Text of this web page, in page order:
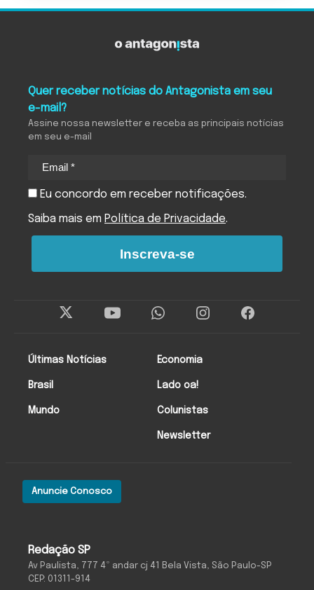
Redação SP
Av Paulista, 777 4º andar cj 41 Bela Vista, São Paulo-SP
CEP: 01311-914
Anuncie Conosco
Últimas Notícias
Brasil
Mundo
Economia
Lado oa!
Colunistas
Newsletter
Quer receber notícias do Antagonista em seu
e-mail?
Assine nossa newsletter e receba as principais notícias
em seu e-mail
Eu concordo em receber notificações.
Saiba mais em Política de Privacidade.
Inscreva-se